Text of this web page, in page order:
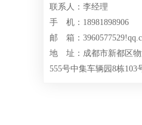
联系人：李经理
手 机：18981898906
邮 箱：
地 址：成都市新都区物
555号中集车辆园8栋103